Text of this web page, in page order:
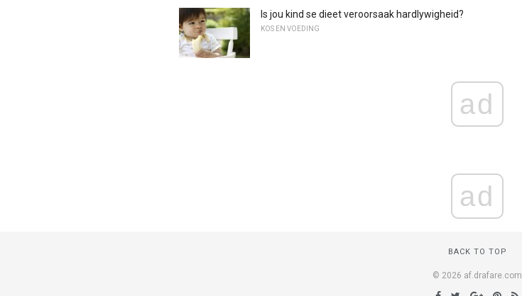
Is jou kind se dieet veroorsaak hardlywigheid?
KOS EN VOEDING
ad
ad
BACK TO TOP
© 2026 af.drafare.com